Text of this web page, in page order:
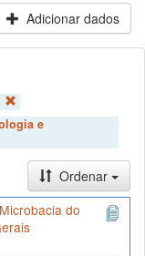
Adicionar dados
e
Ordenar
do